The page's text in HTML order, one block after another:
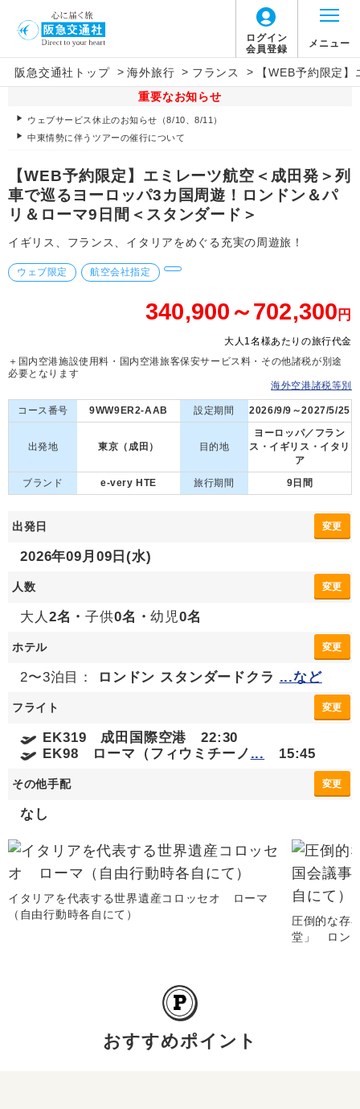
ログイン
会員登録
メニュー
阪急交通社トップ > 海外旅行 > フランス >
【WEB予約限定
重要なお知らせ
ウェブサービス休止のお知らせ（8/10、8/11）
中東情勢に伴うツアーの催行について
【WEB予約限定】エミレーツ航空＜成田発＞列
車で巡るヨーロッパ3カ国周遊！ロンドン＆パ
リ＆ローマ9日間＜スタンダード＞
イギリス、フランス、イタリアをめぐる充実の周遊旅！
ウェブ限定 航空会社指定
340,900～702,300 円
大人1名様あたりの旅行代金
＋国内空港施設使用料・国内空港旅客保安サービス料・その他諸税が別途
必要となります
海外空港諸税等別
コース番号 9WW9ER2-AAB 設定期間 2026/9/9～2027/5/25
出発地 東京（成田） 目的地
ヨーロッパ／フラン
ス・イギリス・イタリ
ア
ブランド
e-very HTE 旅行期間 9日間
出発日 変更
2026年09月09日(水)
人数 変更
大人 2名・子供0名・幼児0名
ホテル 変更
2〜3泊目： ロンドン スタンダードクラ ...など
フライト 変更
EK319 成田国際空港 22:30
EK98 ローマ（フィウミチーノ ... 15:45
その他手配 変更
なし
イタリアを代表する世界遺産コロッセオ ローマ
（自由行動時各自にて）
圧倒的な存
堂」 ロン
おすすめポイント